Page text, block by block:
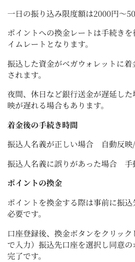
一日の振り込み限度額は2000円～
ポイントへの換金レートは手続き
イムレートとなります。
振込した資金がベガウォレットに
されます。
夜間、休日など銀行送金が遅延し
映が遅れる場合もあります。
着金後の手続き時間
振込人名義が正しい場合 自動反映
振込人名義に誤りがあった場合 手
ポイントの換金
ポイントを換金する際は事前に振
必要です。
口座登録後、換金ボタンをクリッ
で入力）振込先口座を選択し同意
完了です。